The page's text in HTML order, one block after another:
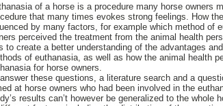
of a horse is a procedure many horse owners
that many times evokes strong feelings. How
by many factors, for example which method of
perceived the treatment from the animal health
to create a better understanding of the advantages
of euthanasia, as well as how the animal health
for horse owners.
these questions, a literature search and a
at horse owners who had been involved in the
results can’t however be generalized to the whole